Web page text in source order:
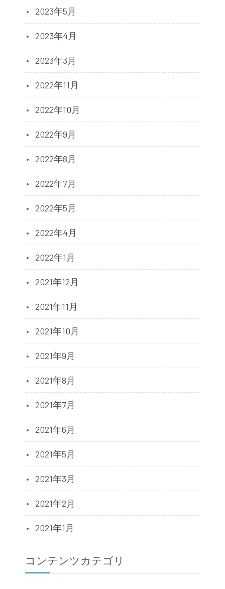
2023年5月
2023年4月
2023年3月
2022年11月
2022年10月
2022年9月
2022年8月
2022年7月
2022年5月
2022年4月
2022年1月
2021年12月
2021年11月
2021年10月
2021年9月
2021年8月
2021年7月
2021年6月
2021年5月
2021年3月
2021年2月
2021年1月
コンテンツカテゴリ